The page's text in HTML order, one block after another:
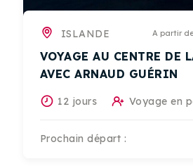
ISLANDE A partir
VOYAGE AU CENTRE DE
AVEC ARNAUD GUÉRIN
12 jours Voyage en
Prochain départ :